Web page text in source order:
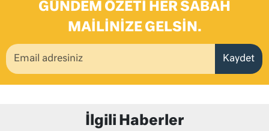
GÜNDEM ÖZETI HER SABAH
MAILINIZE GELSIN.
Kaydet
İlgili Haberler